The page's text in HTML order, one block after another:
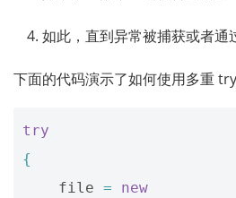
如此，直到异常被捕获或者通
下面的代码演示了如何使用多重
try
{
file =
new